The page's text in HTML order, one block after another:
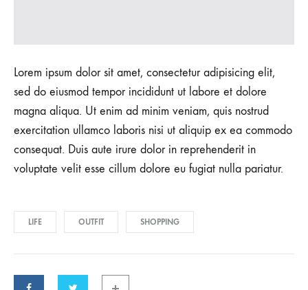
Lorem ipsum dolor sit amet, consectetur adipisicing elit,
sed do eiusmod tempor incididunt ut labore et dolore
magna aliqua. Ut enim ad minim veniam, quis nostrud
exercitation ullamco laboris nisi ut aliquip ex ea commodo
consequat. Duis aute irure dolor in reprehenderit in
voluptate velit esse cillum dolore eu fugiat nulla pariatur.
LIFE OUTFIT SHOPPING